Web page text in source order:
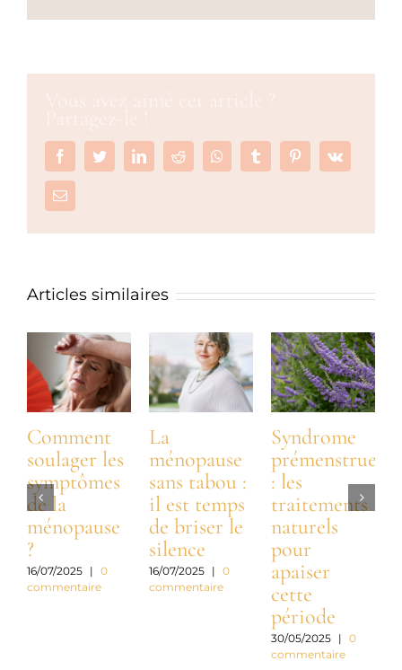
FacebookTwitterLinkedInReddit WhatsappTumblr PinterestVk
Email
Articles similaires
Comment
soulager les
symptômes
de la
ménopause
?
16/07/2025 | 0
commentaire
La
ménopause
sans tabou :
il est temps
de briser le
silence
16/07/2025 | 0
commentaire
Syndrome
prémenstruel
: les
traitements
naturels
pour
apaiser
cette
période
30/05/2025 | 0
commentaire